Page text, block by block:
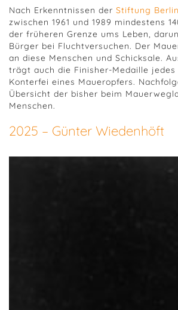
Nach Erkenntnissen der Stiftung
zwischen 1961 und 1989 mindestens
der früheren Grenze ums Leben,
Bürger bei Fluchtversuchen. Der
an diese Menschen und Schicksale.
trägt auch die Finisher-Medaille jedes
Konterfei eines Maueropfers.
Übersicht der bisher beim
Menschen.
2025 – Günter Wiedenhöft